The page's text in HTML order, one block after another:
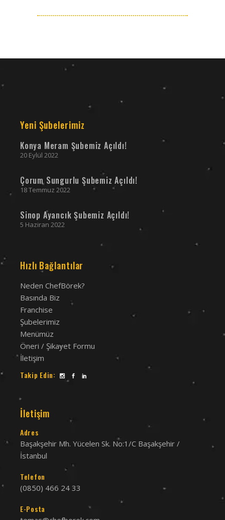
Yeni Şubelerimiz
Konya Meram Şubemiz Açıldı!
20 Eylül 2022
Çorum Sungurlu Şubemiz Açıldı!
18 Temmuz 2022
Sinop Ayancık Şubemiz Açıldı!
5 Haziran 2022
Hızlı Bağlantılar
Neden ChefBörek?
Basında Biz
Franchise
Şubelerimiz
Menümüz
Öneri / Şikayet Formu
İletişim
Takip Edin:
İletişim
Adres
Başakşehir Mh. Yücelen Sk. No:1/C Başakşehir /
İstanbul
Telefon
(0850) 466 24 33
E-Posta